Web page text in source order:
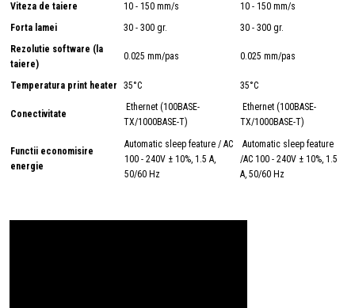
Viteza de taiere
10 - 150 mm/s
10 - 150 mm/s
Forta lamei
30 - 300 gr.
30 - 300 gr.
Rezolutie software (la
taiere)
0.025 mm/pas 0.025 mm/pas
Temperatura print heater 35°C 35°C
Conectivitate
Ethernet (100BASE-
TX/1000BASE-T)
Ethernet (100BASE-
TX/1000BASE-T)
Functii economisire
energie
Automatic sleep feature / AC
100 - 240V ± 10%, 1.5 A,
50/60 Hz
Automatic sleep feature
/AC 100 - 240V ± 10%, 1.5
A, 50/60 Hz